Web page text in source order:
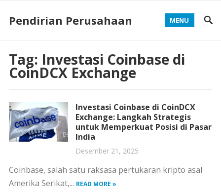
Pendirian Perusahaan MENU
Tag: Investasi Coinbase di
CoinDCX Exchange
Investasi Coinbase di CoinDCX
Exchange: Langkah Strategis
untuk Memperkuat Posisi di Pasar
India
Desember 21, 2025
Coinbase, salah satu raksasa pertukaran kripto asal
Amerika Serikat,... READ MORE »